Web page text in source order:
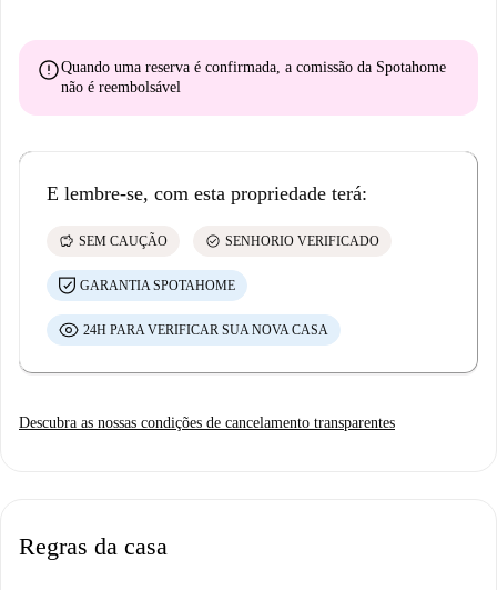
errorQuando uma reserva é confirmada, a comissão da Spotahome
não é reembolsável
E lembre-se, com esta propriedade terá:
savings SEM CAUÇÃO check_circle SENHORIO VERIFICADO
GARANTIA SPOTAHOME
24H PARA VERIFICAR SUA NOVA CASA
Descubra as nossas condições de cancelamento transparentes
Regras da casa